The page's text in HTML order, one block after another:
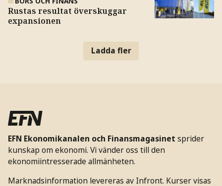
Rustas resultat överskuggar
expansionen
Ladda fler
EFN Ekonomikanalen och Finansmagasinet sprider
kunskap om ekonomi. Vi vänder oss till den
ekonomiintresserade allmänheten.
Marknadsinformation levereras av Infront. Kurser visas